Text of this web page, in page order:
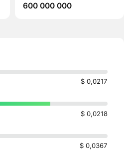
600 000 000
$ 0,0217
$ 0,0218
$ 0,0367